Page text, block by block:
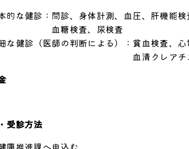
健診：問診、身体計測、血圧、肝機能検
査、尿検査
診（医師の判断による）：貧血検査、心
クレアチニン
受診方法